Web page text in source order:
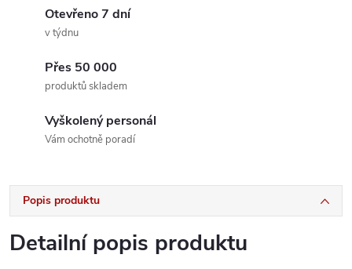
Otevřeno 7 dní
v týdnu
Přes 50 000
produktů skladem
Vyškolený personál
Vám ochotně poradí
Popis produktu
Detailní popis produktu